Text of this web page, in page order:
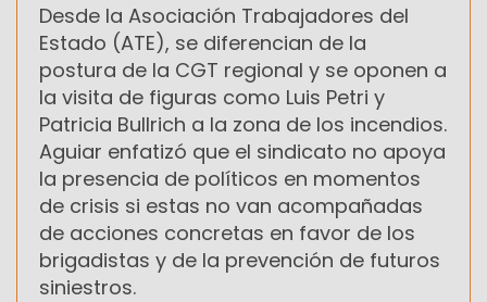
Desde la Asociación Trabajadores del
Estado (ATE), se diferencian de la
postura de la CGT regional y se oponen a
la visita de figuras como Luis Petri y
Patricia Bullrich a la zona de los incendios.
Aguiar enfatizó que el sindicato no apoya
la presencia de políticos en momentos
de crisis si estas no van acompañadas
de acciones concretas en favor de los
brigadistas y de la prevención de futuros
siniestros.